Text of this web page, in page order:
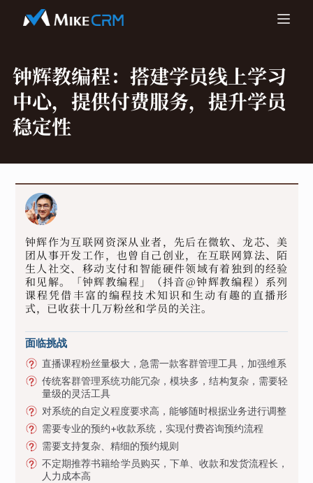
钟辉教编程： 搭建学员线上学习
中心，提供付费服务，提升学员
稳定性
钟辉作为互联网资深从业者，先后在微软、龙芯、美
团从事开发工作，也曾自己创业，在互联网算法、陌
生人社交、移动支付和智能硬件领域有着独到的经验
和见解。「钟辉教编程」（抖音@钟辉教编程）系列
课程凭借丰富的编程技术知识和生动有趣的直播形
式，已收获十几万粉丝和学员的关注。
面临挑战
直播课程粉丝量极大，急需一款客群管理工具，加强维系
传统客群管理系统功能冗杂，模块多，结构复杂，需要轻
量级的灵活工具
对系统的自定义程度要求高，能够随时根据业务进行调整
需要专业的预约+收款系统，实现付费咨询预约流程
需要支持复杂、精细的预约规则
不定期推荐书籍给学员购买，下单、收款和发货流程长，
人力成本高